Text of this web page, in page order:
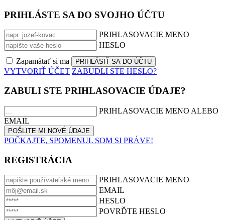
PRIHLÁSTE SA DO SVOJHO ÚČTU
PRIHLASOVACIE MENO
HESLO
Zapamätať si ma
VYTVORIŤ ÚČET ZABUDLI STE HESLO?
ZABULI STE PRIHLASOVACIE ÚDAJE?
PRIHLASOVACIE MENO ALEBO
EMAIL
POČKAJTE, SPOMENUL SOM SI PRÁVE!
REGISTRÁCIA
PRIHLASOVACIE MENO
EMAIL
HESLO
POVRĎTE HESLO